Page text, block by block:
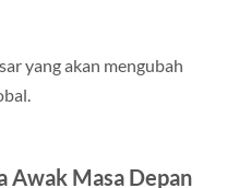
yang akan mengubah
Awak Masa Depan